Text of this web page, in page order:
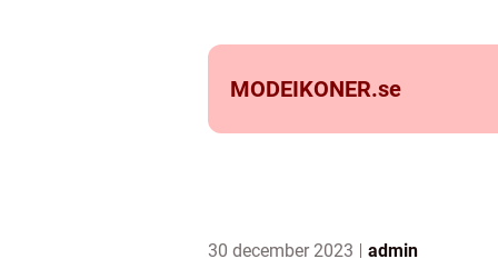
MODEIKONER.se
30 december 2023 admin